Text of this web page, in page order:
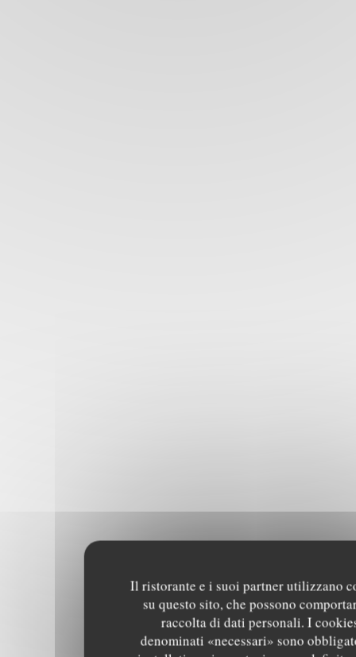
Il ristorante e i suoi partner utilizzano
su questo sito, che possono
raccolta di dati personali. I
denominati «necessari» sono